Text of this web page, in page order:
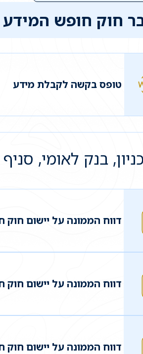
חוק חופש המידע
טופס בקשה לקבלת מידע
דווח הממונה על יישום חוק
דווח הממונה על יישום חוק
דווח הממונה על יישום חוק